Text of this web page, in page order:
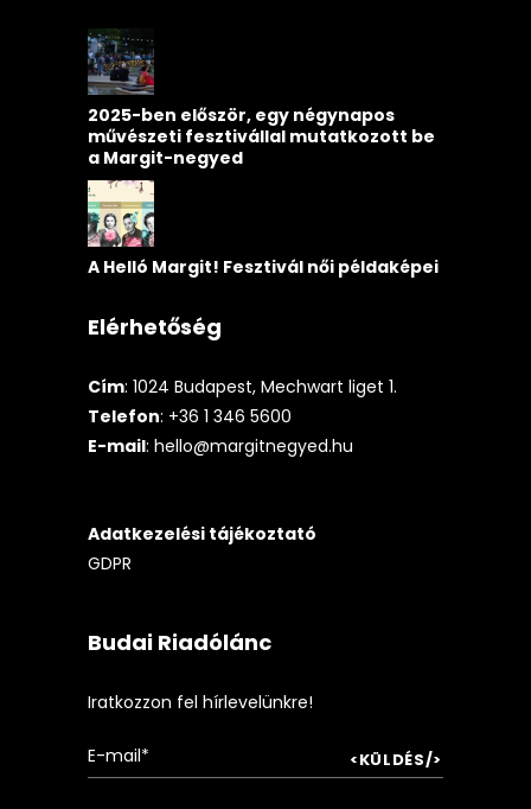
2025-ben először, egy négynapos
művészeti fesztivállal mutatkozott be
a Margit-negyed
A Helló Margit! Fesztivál női példaképei
Elérhetőség
Cím: 1024 Budapest, Mechwart liget 1.
Telefon: +36 1 346 5600
E-mail: hello@margitnegyed.hu
Adatkezelési tájékoztató
GDPR
Budai Riadólánc
Iratkozzon fel hírlevelünkre!